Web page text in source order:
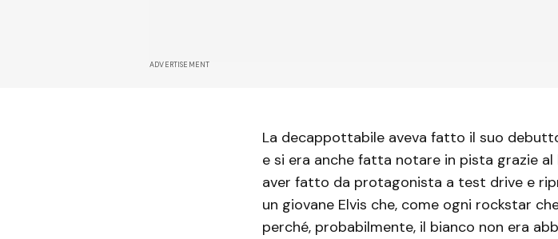
ADVERTISEMENT
La decappottabile aveva fatto il suo
e si era anche fatta notare in pista grazie
aver fatto da protagonista a test drive e
un giovane Elvis che, come ogni rockstar
perché, probabilmente, il bianco non era